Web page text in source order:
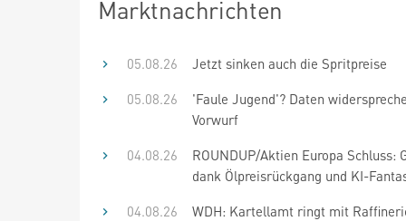
Marktnachrichten
05.08.26
Jetzt sinken auch die Spritpreise
05.08.26
'Faule Jugend'? Daten
Vorwurf
04.08.26
ROUNDUP/Aktien Europa Schluss:
dank Ölpreisrückgang und KI-
04.08.26
WDH: Kartellamt ringt mit